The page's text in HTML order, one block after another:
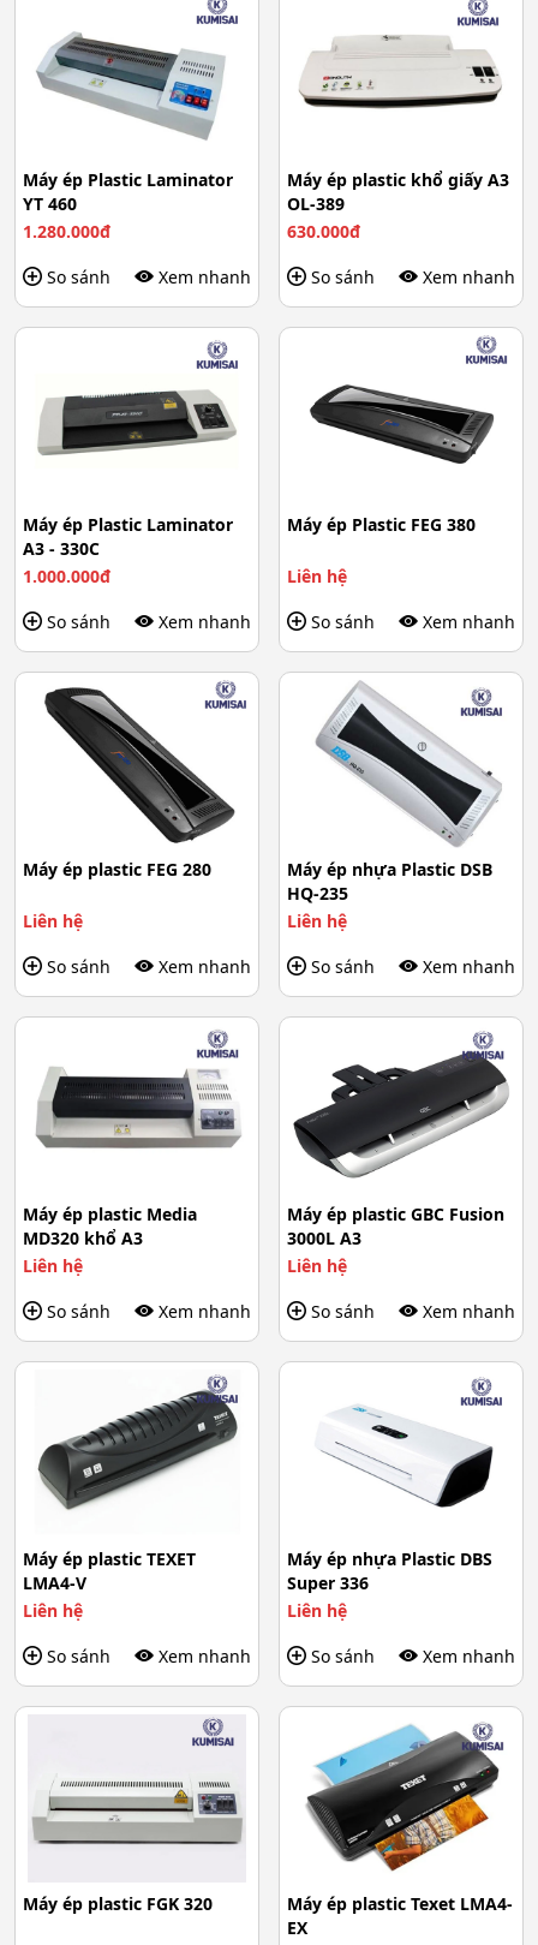
Máy ép Plastic Laminator
YT 460
1.280.000đ
So sánh
Xem nhanh
Máy ép plastic khổ giấy A3
OL-389
630.000đ
So sánh
Xem nhanh
Máy ép Plastic Laminator
A3 - 330C
1.000.000đ
So sánh
Xem nhanh
Máy ép Plastic FEG 380
Liên hệ
So sánh
Xem nhanh
Máy ép plastic FEG 280
Liên hệ
So sánh
Xem nhanh
Máy ép nhựa Plastic DSB
HQ-235
Liên hệ
So sánh
Xem nhanh
Máy ép plastic Media
MD320 khổ A3
Liên hệ
So sánh
Xem nhanh
Máy ép plastic GBC Fusion
3000L A3
Liên hệ
So sánh
Xem nhanh
Máy ép plastic TEXET
LMA4-V
Liên hệ
So sánh
Xem nhanh
Máy ép nhựa Plastic DBS
Super 336
Liên hệ
So sánh
Xem nhanh
Máy ép plastic FGK 320
Máy ép plastic Texet LMA4-
EX